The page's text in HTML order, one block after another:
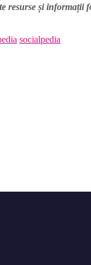
resurse și informații
socialpedia